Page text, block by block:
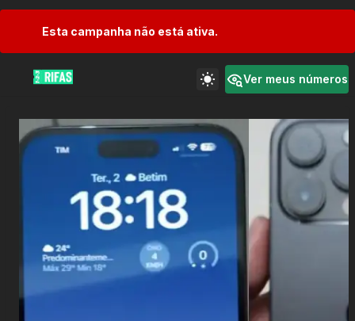
Esta campanha não está ativa.
Ver meus números